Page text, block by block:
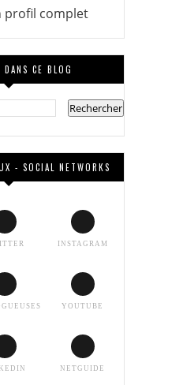
profil complet
DANS CE BLOG
- SOCIAL NETWORKS
INSTAGRAM
YOUTUBE
NETGUIDE